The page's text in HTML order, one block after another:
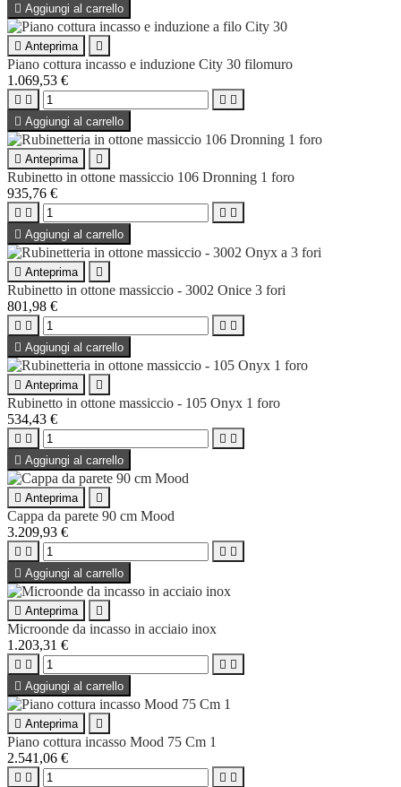
 Aggiungi al carrello
 Anteprima 
Piano cottura incasso e induzione City 30 filomuro
1.069,53 €
   
 Aggiungi al carrello
 Anteprima 
Rubinetto in ottone massiccio 106 Dronning 1 foro
935,76 €
   
 Aggiungi al carrello
 Anteprima 
Rubinetto in ottone massiccio - 3002 Onice 3 fori
801,98 €
   
 Aggiungi al carrello
 Anteprima 
Rubinetto in ottone massiccio - 105 Onyx 1 foro
534,43 €
   
 Aggiungi al carrello
 Anteprima 
Cappa da parete 90 cm Mood
3.209,93 €
   
 Aggiungi al carrello
 Anteprima 
Microonde da incasso in acciaio inox
1.203,31 €
   
 Aggiungi al carrello
 Anteprima 
Piano cottura incasso Mood 75 Cm 1
2.541,06 €
   